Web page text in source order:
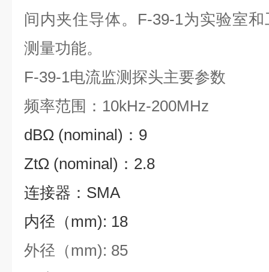
间内夹住导体。F-39-1为实验室
测量功能。
F-39-1电流监测探头主要参数
频率范围：10kHz-200MHz
dBΩ (nominal)：9
ZtΩ (nominal)：2.8
连接器：SMA
内径（mm): 18
外径（mm): 85